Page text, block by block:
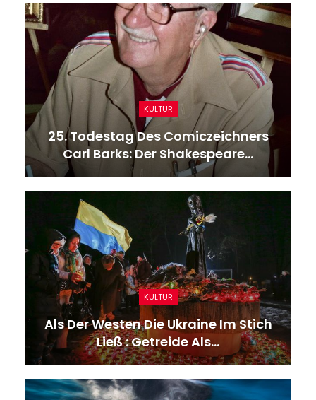
KULTUR
25. Todestag Des Comiczeichners
Carl Barks: Der Shakespeare…
KULTUR
Als Der Westen Die Ukraine Im Stich
Ließ : Getreide Als…